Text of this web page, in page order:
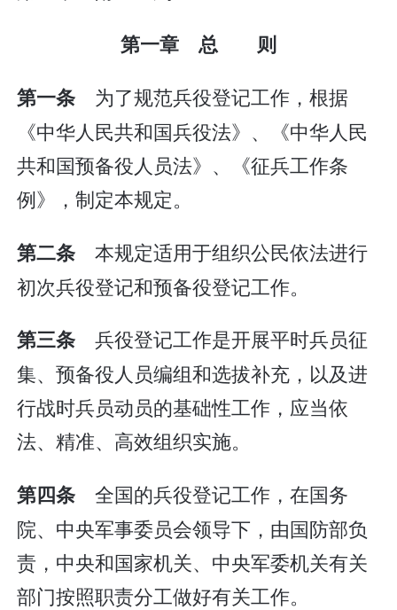
第一章 总 则
第一条 为了规范兵役登记工作，根据
《中华人民共和国兵役法》、《中华人民
共和国预备役人员法》、《征兵工作条
例》，制定本规定。
第二条本规定适用于组织公民依法进行
初次兵役登记和预备役登记工作。
第三条兵役登记工作是开展平时兵员征
集、预备役人员编组和选拔补充，以及进
行战时兵员动员的基础性工作，应当依
法、精准、高效组织实施。
第四条全国的兵役登记工作，在国务
院、中央军事委员会领导下，由国防部负
责，中央和国家机关、中央军委机关有关
部门按照职责分工做好有关工作。